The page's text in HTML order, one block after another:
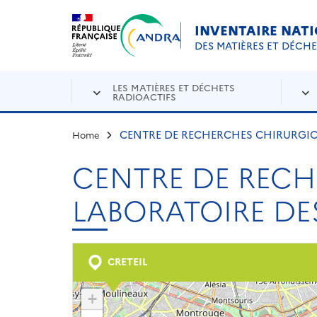
Aller au contenu principal
INVENTAIRE
DES MATIÈRES ET
LES MATIÈRES ET DÉCHETS
RADIOACTIFS
Home CENTRE DE RECHERCHES
CENTRE DE
LABORATOIRE
CRETEIL
+